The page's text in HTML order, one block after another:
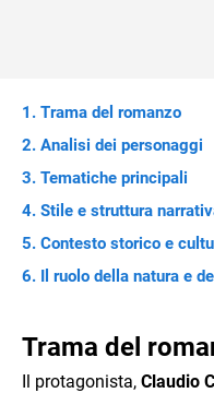
Trama del romanzo
Analisi dei personaggi
Tematiche principali
Stile e struttura
Contesto storico e
Il ruolo della natura e
Trama del
Il protagonista, Claudio